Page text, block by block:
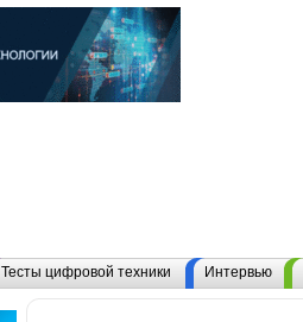
Тесты цифровой техники Интервью